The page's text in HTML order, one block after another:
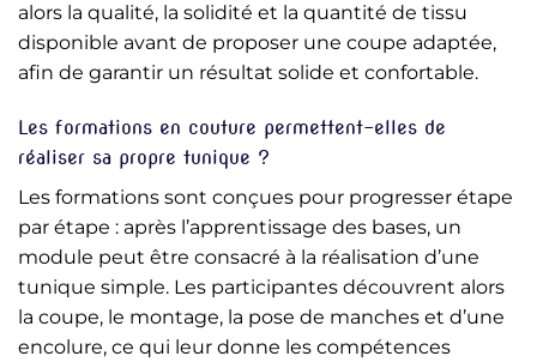
alors la qualité, la solidité et la quantité de tissu
disponible avant de proposer une coupe adaptée,
afin de garantir un résultat solide et confortable.
Les formations en couture permettent-elles de
réaliser sa propre tunique ?
Les formations sont conçues pour progresser étape
par étape : après l’apprentissage des bases, un
module peut être consacré à la réalisation d’une
tunique simple. Les participantes découvrent alors
la coupe, le montage, la pose de manches et d’une
encolure, ce qui leur donne les compétences